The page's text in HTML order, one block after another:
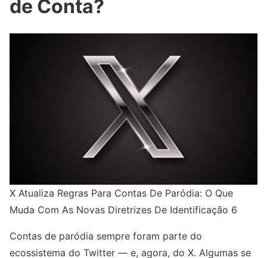
de Conta?
X Atualiza Regras Para Contas De Paródia: O Que
Muda Com As Novas Diretrizes De Identificação 6
Contas de paródia sempre foram parte do
ecossistema do Twitter — e, agora, do X. Algumas se